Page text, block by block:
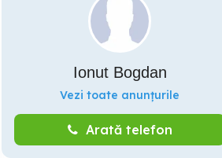
Ionut Bogdan
Vezi toate anunțurile
Arată telefon